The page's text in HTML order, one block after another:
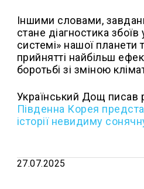
Іншими словами,
стане діагностика збоїв
системі» нашої планети
прийнятті найбільш
боротьбі зі зміною
Український Дощ писав
Південна Корея
історії невидиму
27.07.2025